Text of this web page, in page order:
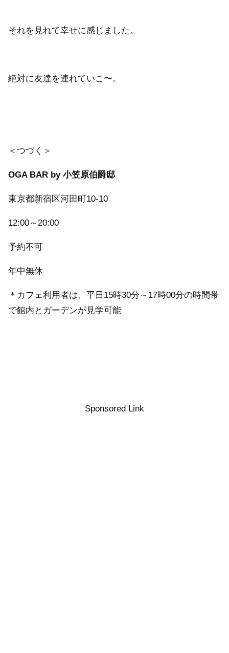
それを見れて幸せに感じました。
絶対に友達を連れていこ〜。
＜つづく＞
OGA BAR by 小笠原伯爵邸
東京都新宿区河田町10-10
12:00～20:00
予約不可
年中無休
＊カフェ利用者は、平日15時30分～17時00分の時間帯
で館内とガーデンが見学可能
Sponsored Link